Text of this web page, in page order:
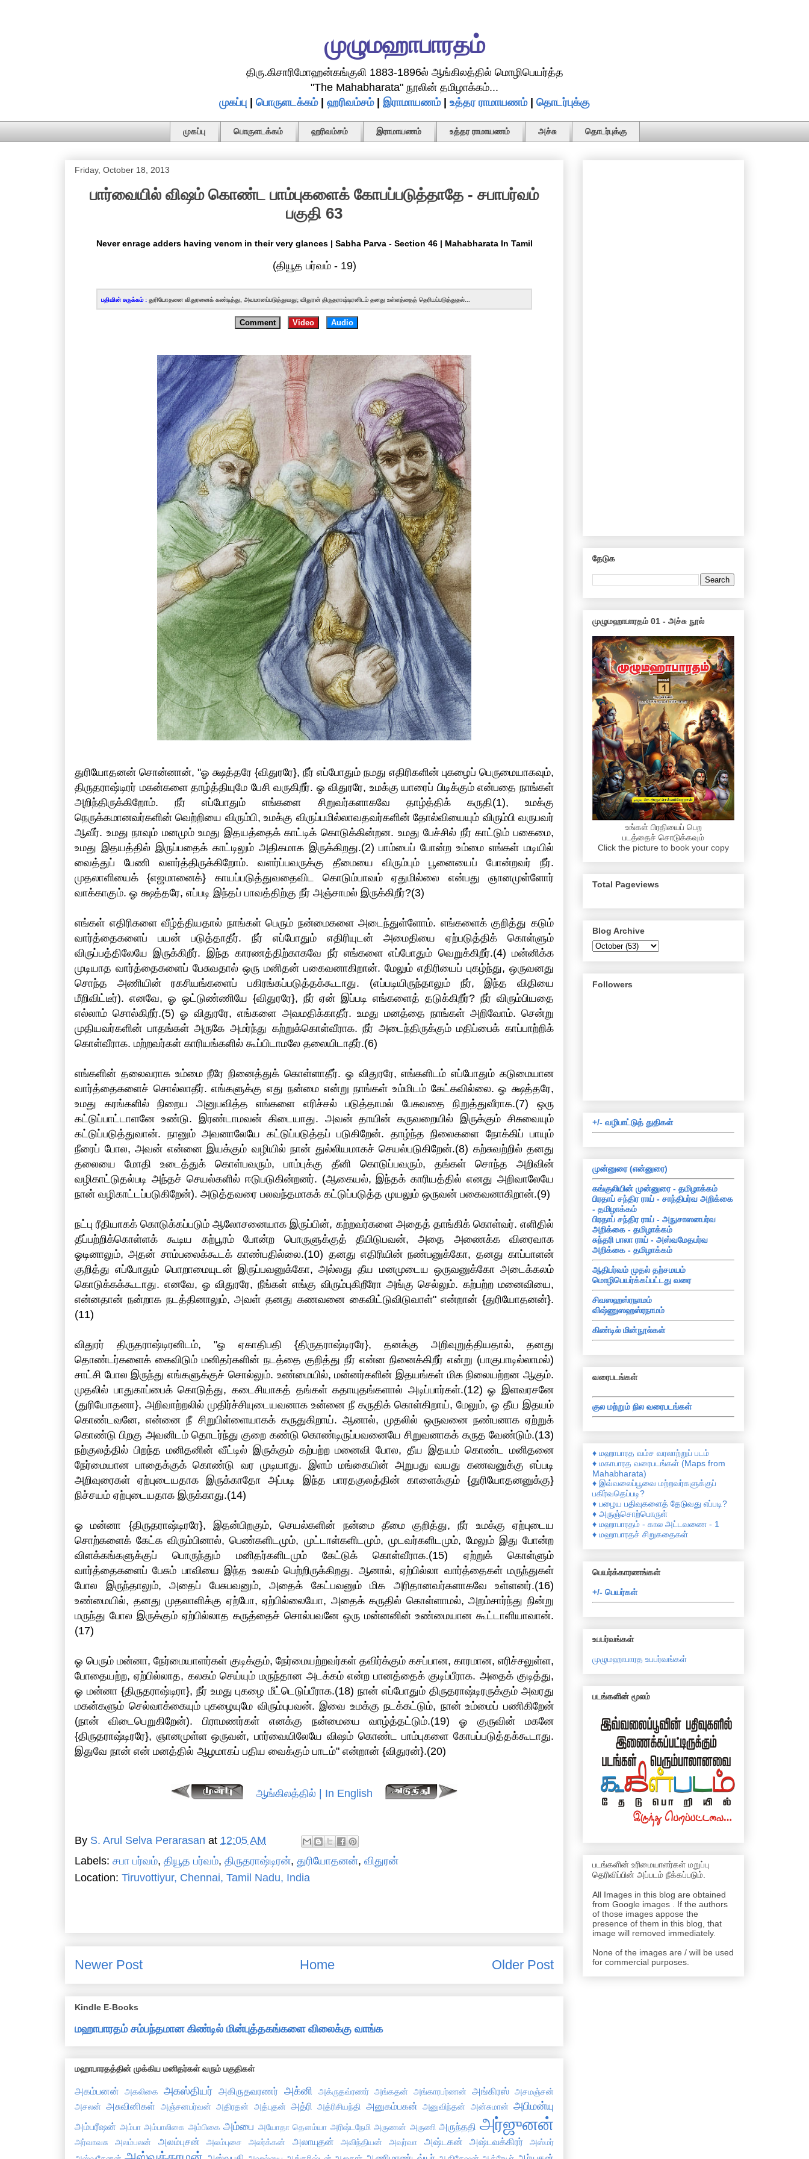
முழுமஹாபாரதம்
திரு.கிசாரிமோஹன்கங்குலி 1883-1896ல் ஆங்கிலத்தில் மொழிபெயர்த்த
"The Mahabharata" நூலின் தமிழாக்கம்...
முகப்பு
பொருளடக்கம்| ஹரிவம்சம்| இராமாயணம்| உத்தர ராமாயணம்| தொடர்புக்கு
முகப்பு பொருளடக்கம் ஹரிவம்சம் இராமாயணம் உத்தர ராமாயணம் அச்சு தொடர்புக்கு
Friday, October 18, 2013
பார்வையில் விஷம் கொண்ட பாம்புகளைக் கோபப்படுத்தாதே - சபாபர்வம்
பகுதி 63
Never enrage adders having venom in their very glances | Sabha Parva - Section 46 | Mahabharata In Tamil
(தியூத பர்வம் - 19)
பதிவின் சுருக்கம் : துரியோதனை விதுரனைக் கண்டித்து, அவமானப்படுத்துவது; விதுரன் திருதராஷ்டிரனிடம் தனது உள்ளத்தைத் தெரியப்படுத்துதல்...
Comment Video Audio
துரியோதனன் சொன்னான், "ஓ க்ஷத்தரே {விதுரரே}, நீர் எப்போதும் நமது எதிரிகளின் புகழைப் பெருமையாகவும்,
திருதராஷ்டிரர் மகன்களை தாழ்த்தியுமே பேசி வருகிறீர். ஓ விதுரரே, உமக்கு யாரைப் பிடிக்கும் என்பதை நாங்கள்
அறிந்திருக்கிறோம். நீர் எப்போதும் எங்களை சிறுவர்களாகவே தாழ்த்திக் கருதி(1), உமக்கு
நெருக்கமானவர்களின் வெற்றியை விரும்பி, உமக்கு விருப்பமில்லாவதவர்களின் தோல்வியையும் விரும்பி வருபவர்
ஆவீர். உமது நாவும் மனமும் உமது இதயத்தைக் காட்டிக் கொடுக்கின்றன. உமது பேச்சில் நீர் காட்டும் பகைமை,
உமது இதயத்தில் இருப்பதைக் காட்டிலும் அதிகமாக இருக்கிறது.(2) பாம்பைப் போன்ற உம்மை எங்கள் மடியில்
வைத்துப் பேணி வளர்த்திருக்கிறோம். வளர்ப்பவருக்கு தீமையை விரும்பும் பூனையைப் போன்றவர் நீர்.
முதலாளியைக் {எஜமானைக்} காயப்படுத்துவதைவிட கொடும்பாவம் ஏதுமில்லை என்பது ஞானமுள்ளோர்
வாக்காகும். ஓ க்ஷத்தரே, எப்படி இந்தப் பாவத்திற்கு நீர் அஞ்சாமல் இருக்கிறீர்?(3)
எங்கள் எதிரிகளை வீழ்த்தியதால் நாங்கள் பெரும் நன்மைகளை அடைந்துள்ளோம். எங்களைக் குறித்து கடும்
வார்த்தைகளைப் பயன் படுத்தாதீர். நீர் எப்போதும் எதிரியுடன் அமைதியை ஏற்படுத்திக் கொள்ளும்
விருப்பத்திலேயே இருக்கிறீர். இந்த காரணத்திற்காகவே நீர் எங்களை எப்போதும் வெறுக்கிறீர்.(4) மன்னிக்க
முடியாத வார்த்தைகளைப் பேசுவதால் ஒரு மனிதன் பகைவனாகிறான். மேலும் எதிரியைப் புகழ்ந்து, ஒருவனது
சொந்த அணியின் ரகசியங்களைப் பகிரங்கப்படுத்தக்கூடாது. (எப்படியிருந்தாலும் நீர், இந்த விதியை
மீறிவிட்டீர்). எனவே, ஓ ஒட்டுண்ணியே {விதுரரே}, நீர் ஏன் இப்படி எங்களைத் தடுக்கிறீர்? நீர் விரும்பியதை
எல்லாம் சொல்கிறீர்.(5) ஓ விதுரரே, எங்களை அவமதிக்காதீர். உமது மனத்தை நாங்கள் அறிவோம். சென்று
முதியவர்களின் பாதங்கள் அருகே அமர்ந்து கற்றுக்கொள்வீராக. நீர் அடைந்திருக்கும் மதிப்பைக் காப்பாற்றிக்
கொள்வீராக. மற்றவர்கள் காரியங்களில் கூப்பிடாமலே தலையிடாதீர்.(6)
எங்களின் தலைவராக உம்மை நீரே நினைத்துக் கொள்ளாதீர். ஓ விதுரரே, எங்களிடம் எப்போதும் கடுமையான
வார்த்தைகளைச் சொல்லாதீர். எங்களுக்கு எது நன்மை என்று நாங்கள் உம்மிடம் கேட்கவில்லை. ஓ க்ஷத்தரே,
உமது கரங்களில் நிறைய அனுபவித்த எங்களை எரிச்சல் படுத்தாமல் பேசுவதை நிறுத்துவீராக.(7) ஒரு
கட்டுப்பாட்டாளனே உண்டு. இரண்டாமவன் கிடையாது. அவன் தாயின் கருவறையில் இருக்கும் சிசுவையும்
கட்டுப்படுத்துவான். நானும் அவனாலேயே கட்டுப்படுத்தப் படுகிறேன். தாழ்ந்த நிலைகளை நோக்கிப் பாயும்
நீரைப் போல, அவன் என்னை இயக்கும் வழியில் நான் துல்லியமாகச் செயல்படுகிறேன்.(8) கற்சுவற்றில் தனது
தலையை மோதி உடைத்துக் கொள்பவரும், பாம்புக்கு தீனி கொடுப்பவரும், தங்கள் சொந்த அறிவின்
வழிகாட்டுதல்படி அந்தச் செயல்களில் ஈடுபடுகின்றனர். (ஆகையல், இந்தக் காரியத்தில் எனது அறிவாலேயே
நான் வழிகாட்டப்படுகிறேன்). அடுத்தவரை பலவந்தமாகக் கட்டுப்படுத்த முயலும் ஒருவன் பகைவனாகிறான்.(9)
நட்பு ரீதியாகக் கொடுக்கப்படும் ஆலோசனையாக இருப்பின், கற்றவர்களை அதைத் தாங்கிக் கொள்வர். எளிதில்
தீப்பற்றிக்கொள்ளக் கூடிய கற்பூரம் போன்ற பொருளுக்குத் தீயிடுபவன், அதை அணைக்க விரைவாக
ஓடினாலும், அதன் சாம்பலைக்கூடக் காண்பதில்லை.(10) தனது எதிரியின் நண்பனுக்கோ, தனது காப்பாளன்
குறித்து எப்போதும் பொறாமையுடன் இருப்பவனுக்கோ, அல்லது தீய மனமுடைய ஒருவனுக்கோ அடைக்கலம்
கொடுக்கக்கூடாது. எனவே, ஓ விதுரரே, நீங்கள் எங்கு விரும்புகிறீரோ அங்கு செல்லும். கற்பற்ற மனைவியை,
என்னதான் நன்றாக நடத்தினாலும், அவள் தனது கணவனை கைவிட்டுவிடுவாள்" என்றான் {துரியோதனன்}.
(11)
விதுரர் திருதராஷ்டிரனிடம், "ஓ ஏகாதிபதி {திருதராஷ்டிரரே}, தனக்கு அறிவுறுத்தியதால், தனது
தொண்டர்களைக் கைவிடும் மனிதர்களின் நடத்தை குறித்து நீர் என்ன நினைக்கிறீர் என்று (பாகுபாடில்லாமல்)
சாட்சி போல இருந்து எங்களுக்குச் சொல்லும். உண்மையில், மன்னர்களின் இதயங்கள் மிக நிலையற்றன ஆகும்.
முதலில் பாதுகாப்பைக் கொடுத்து, கடைசியாகத் தங்கள் கதாயுதங்களால் அடிப்பார்கள்.(12) ஓ இளவரசனே
(துரியோதனா}, அறிவாற்றலில் முதிர்ச்சியுடையவனாக உன்னை நீ கருதிக் கொள்கிறாய், மேலும், ஓ தீய இதயம்
கொண்டவனே, என்னை நீ சிறுபிள்ளையாகக் கருதுகிறாய். ஆனால், முதலில் ஒருவனை நண்பனாக ஏற்றுக்
கொண்டு பிறகு அவனிடம் தொடர்ந்து குறை கண்டு கொண்டிருப்பவனையே சிறுவனாகக் கருத வேண்டும்.(13)
நற்குலத்தில் பிறந்த மனிதனின் வீட்டில் இருக்கும் கற்பற்ற மனைவி போல, தீய இதயம் கொண்ட மனிதனை
நேர்மையான பாதைக்குக் கொண்டு வர முடியாது. இளம் மங்கையின் அறுபது வயது கணவனுக்கு எப்படி
அறிவுரைகள் ஏற்புடையதாக இருக்காதோ அப்படி இந்த பாரதகுலத்தின் காளைக்கும் {துரியோதனனுக்கு}
நிச்சயம் ஏற்புடையதாக இருக்காது.(14)
ஓ மன்னா {திருதராஷ்டிரரே}, இதன்பிறகும், செயல்களின் நன்மை தீமை குறித்து, நீர் உமக்கு ஏற்புடைய
சொற்களைக் கேட்க விரும்பினால், பெண்களிடமும், முட்டாள்களிடமும், முடவர்களிடமும், மேலும் இது போன்ற
விளக்கங்களுக்குப் பொருந்தும் மனிதர்களிடமும் கேட்டுக் கொள்வீராக.(15) ஏற்றுக் கொள்ளும்
வார்த்தைகளைப் பேசும் பாவியை இந்த உலகம் பெற்றிருக்கிறது. ஆனால், ஏற்பில்லா வார்த்தைகள் மருந்துகள்
போல இருந்தாலும், அதைப் பேசுபவனும், அதைக் கேட்பவனும் மிக அரிதானவர்களாகவே உள்ளனர்.(16)
உண்மையில், தனது முதலாளிக்கு ஏற்போ, ஏற்பில்லையோ, அதைக் கருதில் கொள்ளாமல், அறம்சார்ந்து நின்று
மருந்து போல இருக்கும் ஏற்பில்லாத கருத்தைச் சொல்பவனே ஒரு மன்னனின் உண்மையான கூட்டாளியாவான்.
(17)
ஓ பெரும் மன்னா, நேர்மையாளர்கள் குடிக்கும், நேர்மையற்றவர்கள் தவிர்க்கும் கசப்பான, காரமான, எரிச்சலுள்ள,
போதையற்ற, ஏற்பில்லாத, கலகம் செய்யும் மருந்தான அடக்கம் என்ற பானத்தைக் குடிப்பீராக. அதைக் குடித்து,
ஓ மன்னா {திருதராஷ்டிரா}, நீர் உமது புகழை மீட்டெடுப்பீராக.(18) நான் எப்போதும் திருதராஷ்டிரருக்கும் அவரது
மகன்களும் செல்வாக்கையும் புகழையுமே விரும்புபவன். இவை உமக்கு நடக்கட்டும், நான் உம்மைப் பணிகிறேன்
(நான் விடைபெறுகிறேன்). பிராமணர்கள் எனக்கு நன்மையை வாழ்த்தட்டும்.(19) ஓ குருவின் மகனே
{திருதராஷ்டிரரே}, ஞானமுள்ள ஒருவன், பார்வையிலேயே விஷம் கொண்ட பாம்புகளை கோபப்படுத்தக்கூடாது.
இதுவே நான் என் மனத்தில் ஆழமாகப் பதிய வைக்கும் பாடம்" என்றான் {விதுரன்}.(20)
ஆங்கிலத்தில் | In English
By S. Arul Selva Perarasan at 12:05 AM
Labels: சபா பர்வம், தியூத பர்வம், திருதராஷ்டிரன், துரியோதனன், விதுரன்
Location: Tiruvottiyur, Chennai, Tamil Nadu, India
Newer Post Older Post
Home
Kindle E-Books
மஹாபாரதம் சம்பந்தமான கிண்டில் மின்புத்தகங்களை விலைக்கு வாங்க
மஹாபாரதத்தின் முக்கிய மனிதர்கள் வரும் பகுதிகள்
அகம்பனன் அகலிகை அகஸ்தியர் அகிருதவரணர் அக்னி அக்ருதவ்ரணர் அங்கதன் அங்காரபர்ணன் அங்கிரஸ் அசமஞ்சன்
அசலன் அசுவினிகள் அஞ்சனபர்வன் அதிரதன் அத்புதன் அத்ரி அத்ரிசியந்தி அனுகம்பகன் அனுவிந்தன் அன்சுமான் அபிமன்யு
அம்பரீஷன் அம்பா அம்பாலிகை அம்பிகை அம்பை அயோதா தௌம்யா அரிஷ்டநேமி அருணன் அருணி அருந்ததி அர்ஜுனன்
அர்வாவசு அலம்பலன் அலம்புசன் அலம்புசை அலர்க்கன் அலாயுதன் அவிந்தியன் அவுர்வா அஷ்டகன் அஷ்டவக்கிரர்
அஸ்மர்
தேடுக
முழுமஹாபாரதம் 01 - அச்சு நூல்
உங்கள் பிரதியைப் பெற
படத்தைச் சொடுக்கவும்
Click the picture to book your copy
Total Pageviews
Blog Archive
Followers
+/- வழிபாட்டுத் துதிகள்
முன்னுரை (என்னுரை)
கங்குலியின் முன்னுரை - தமிழாக்கம்
பிரதாப் சந்திர ராய் - சாந்திபர்வ அறிக்கை
- தமிழாக்கம்
பிரதாப் சந்திர ராய் - அநுசாஸனபர்வ
அறிக்கை - தமிழாக்கம்
சுந்தரி பாலா ராய் - அஸ்வமேதபர்வ
அறிக்கை - தமிழாக்கம்
ஆதிபர்வம் முதல் தற்சமயம்
மொழிபெயர்க்கப்பட்டது வரை
சிவஸஹஸ்ரநாமம்
விஷ்ணுஸஹஸ்ரநாமம்
கிண்டில் மின்நூல்கள்
வரைபடங்கள்
குல மற்றும் நில வரைபடங்கள்
♦ மஹாபாரத வம்ச வரலாற்றுப் படம்
♦ மகாபாரத வரைபடங்கள் (Maps from
Mahabharata)
♦ இவ்வலைப்பூவை மற்றவர்களுக்குப்
பகிர்வதெப்படி?
♦ பழைய பதிவுகளைத் தேடுவது எப்படி?
♦ அருஞ்சொற்பொருள்
♦ மஹாபாரதம் - கால அட்டவணை - 1
♦ மஹாபாரதச் சிறுகதைகள்
பெயர்க்காரணங்கள்
+/- பெயர்கள்
உபபர்வங்கள்
முழுமஹாபாரத உபபர்வங்கள்
படங்களின் மூலம்
படங்களின் உரிமையாளர்கள் மறுப்பு
தெரிவிப்பின் அப்படம் நீக்கப்படும்.
All Images in this blog are obtained
from Google images . If the authors
of those images appose the
presence of them in this blog, that
image will removed immediately.
None of the images are / will be used
for commercial purposes.